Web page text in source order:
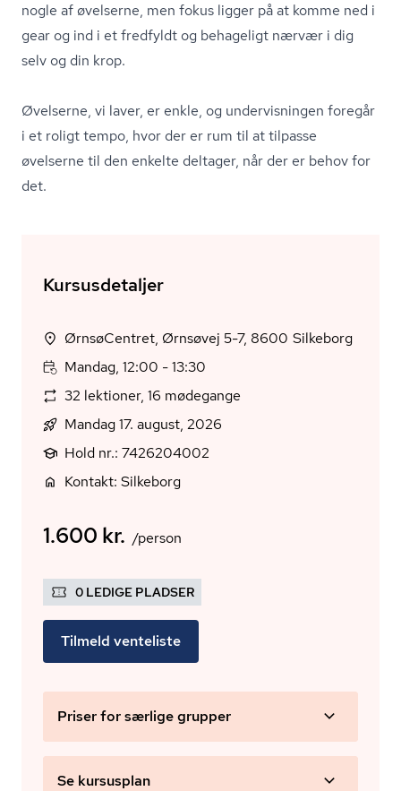
nogle af øvelserne, men fokus ligger på at komme ned i
gear og ind i et fredfyldt og behageligt nærvær i dig
selv og din krop.
Øvelserne, vi laver, er enkle, og undervisningen foregår
i et roligt tempo, hvor der er rum til at tilpasse
øvelserne til den enkelte deltager, når der er behov for
det.
Kursusdetaljer
ØrnsøCentret, Ørnsøvej 5-7, 8600 Silkeborg
Mandag, 12:00 - 13:30
32 lektioner, 16 mødegange
Mandag 17. august, 2026
Hold nr.: 7426204002
Kontakt: Silkeborg
1.600 kr. /person
0 LEDIGE PLADSER
Tilmeld venteliste
Priser for særlige grupper
Se kursusplan